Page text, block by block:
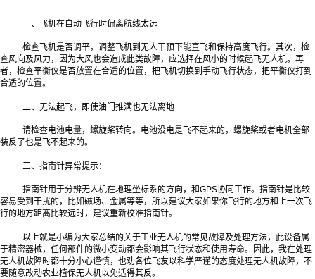
一、飞机在自动飞行时偏离航线太远
检查飞机是否调平，调整飞机到无人干预下能直飞和保持高度飞行。其次，检
查风向及风力，因为大风也会造成此类故障，应选择在风小的时候起飞无人机。再
者，检查平衡仪是否放置在合适的位置，把飞机切换到手动飞行状态，把平衡仪打到
合适的位置。
二、无法起飞，即使油门推满也无法离地
请检查电池电量，螺旋桨转向。电池没电是飞不起来的，螺旋桨或者电机全部
装反了也是飞不起来的。
三、指南针异常提示：
指南针用于分辨无人机在地理坐标系的方向，和GPS协同工作。指南针是比较
容易受到干扰的，比如磁场、金属等等，所以建议大家如果你飞行的地方和上一次飞
行的地方距离比较远时，建议重新校准指南针。
以上就是小编为大家总结的关于工业无人机的常见故障及处理方法，此设备‍属
于精密器械，任何部件的微小变动都会影响其飞行状态和使用寿命。因此，我在处理
无人机故障时都十分小心谨慎，也劝各位飞友以科学严谨的态度处理无人机故障，不
要随意改动农业植保无人机以免适得其反。